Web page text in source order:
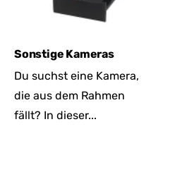
Sonstige Kameras
Du suchst eine Kamera,
die aus dem Rahmen
fällt? In dieser...